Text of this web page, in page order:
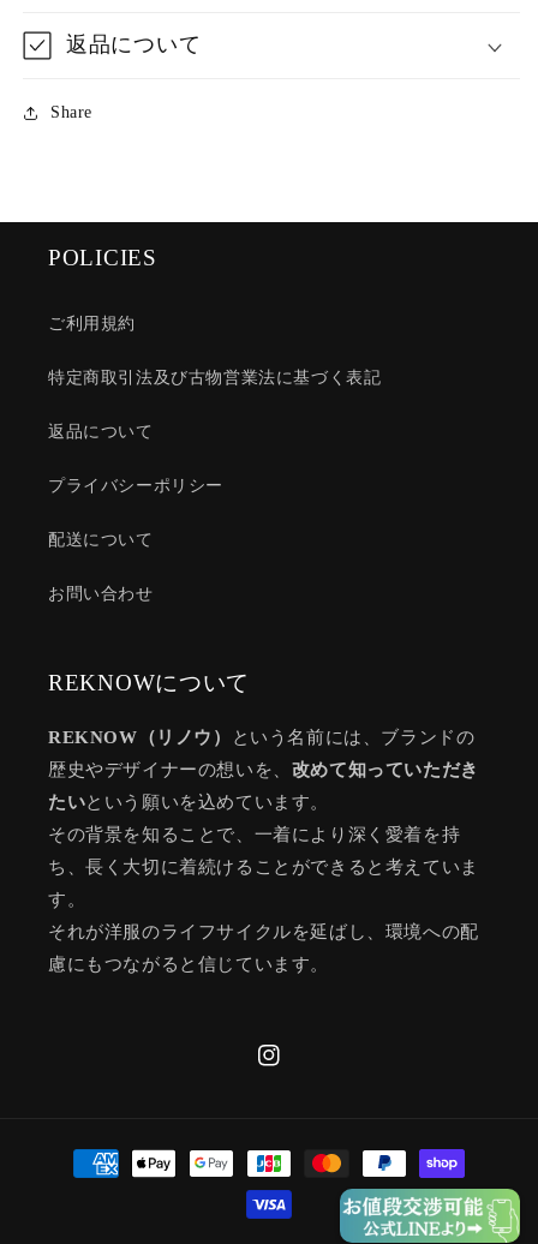
返品について
Share
POLICIES
ご利用規約
特定商取引法及び古物営業法に基づく表記
返品について
プライバシーポリシー
配送について
お問い合わせ
REKNOWについて
REKNOW（リノウ）
という名前には、ブランドの
歴史やデザイナーの想いを、 改めて知っていただき
たいという願いを込めています。
その背景を知ることで、一着により深く愛着を持
ち、長く大切に着続けることができると考えていま
す。
それが洋服のライフサイクルを延ばし、環境への配
慮にもつながると信じています。
Instagram